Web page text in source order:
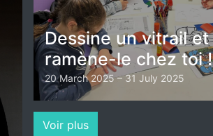
Dessine un vitrail et
ramène-le chez toi !
20 March 2025 – 31 July 2025
Voir plus